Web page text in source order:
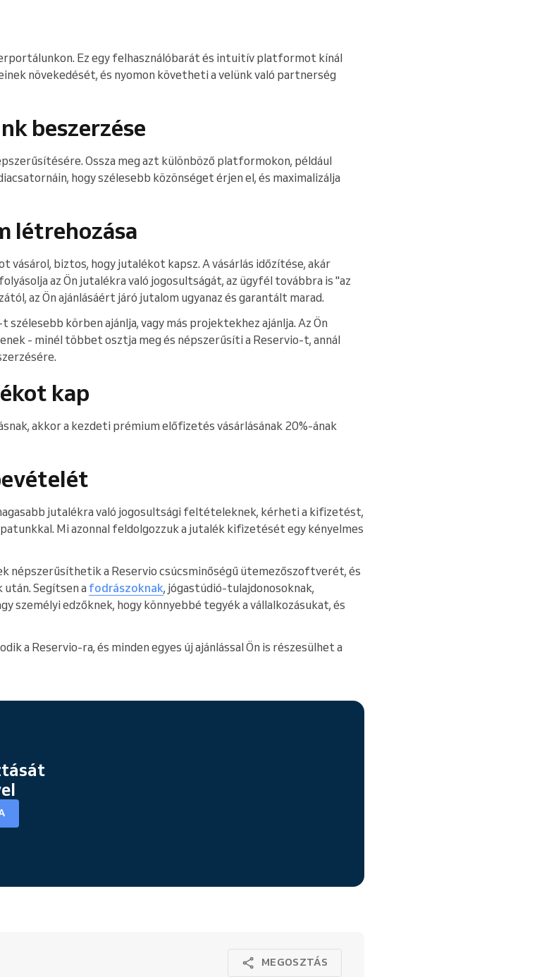
Ez egy felhasználóbarát és intuitív platformot kínál
növekedését, és nyomon követheti a velünk való partnerség
beszerzése
Ossza meg azt különböző platformokon, például
hogy szélesebb közönséget érjen el, és maximalizálja
létrehozása
vásárol, biztos, hogy jutalékot kapsz. A vásárlás időzítése, akár
az Ön jutalékra való jogosultságát, az ügyfél továbbra is "az
az Ön ajánlásáért járó jutalom ugyanaz és garantált marad.
szélesebb körben ajánlja, vagy más projektekhez ajánlja. Az Ön
- minél többet osztja meg és népszerűsíti a Reservio-t, annál
kap
akkor a kezdeti prémium előfizetés vásárlásának 20%-ának
jutalékra való jogosultsági feltételeknek, kérheti a kifizetést,
Mi azonnal feldolgozzuk a jutalék kifizetését egy kényelmes
népszerűsíthetik a Reservio csúcsminőségű ütemezőszoftverét, és
Segítsen a fodrászoknak, jógastúdió-tulajdonosoknak,
személyi edzőknek, hogy könnyebbé tegyék a vállalkozásukat, és
a Reservio-ra, és minden egyes új ajánlással Ön is részesülhet a
MEGOSZTÁS